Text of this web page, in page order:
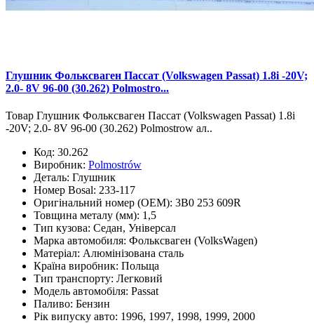
Глушник Фольксваген Пассат (Volkswagen Passat) 1.8i -20V;
2.0- 8V 96-00 (30.262) Polmostro...
Товар Глушник Фольксваген Пассат (Volkswagen Passat) 1.8i
-20V; 2.0- 8V 96-00 (30.262) Polmostrow ал..
Код: 30.262
Виробник: Polmostrów
Деталь: Глушник
Номер Bosal: 233-117
Оригінальний номер (OEM): 3B0 253 609R
Товщина металу (мм): 1,5
Тип кузова: Седан, Універсал
Марка автомобиля: Фольксваген (VolksWagen)
Матеріал: Алюмінізована сталь
Країна виробник: Польща
Тип транспорту: Легковий
Модель автомобіля: Passat
Паливо: Бензин
Рік випуску авто: 1996, 1997, 1998, 1999, 2000